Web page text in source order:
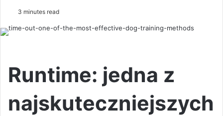
3 minutes read
Runtime: jedna z
najskuteczniejszych